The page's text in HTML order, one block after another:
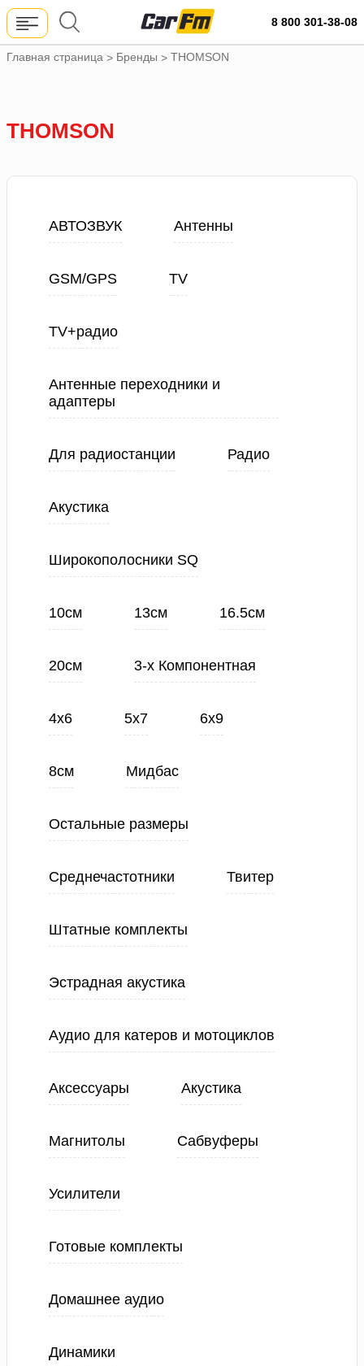
8 800 301-38-08
Главная страница > Бренды > THOMSON
THOMSON
АВТОЗВУК Антенны
GSM/GPS TV
TV+радио
Антенные переходники и
адаптеры
Для радиостанции Радио
Акустика
Широкополосники SQ
10см 13см 16.5см
20см 3-х Компонентная
4х6 5х7 6х9
8см Мидбас
Остальные размеры
Среднечастотники Твитер
Штатные комплекты
Эстрадная акустика
Аудио для катеров и мотоциклов
Аксессуары Акустика
Магнитолы Сабвуферы
Усилители
Готовые комплекты
Домашнее аудио
Динамики